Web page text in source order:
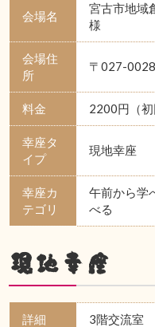
会場名
宮古市地域
様
会場住
所
〒027-
料金 2200円（初
幸座タ
イプ
現地幸座
幸座カ
テゴリ
午前から学
べる
現地幸座
詳細 3階交流室